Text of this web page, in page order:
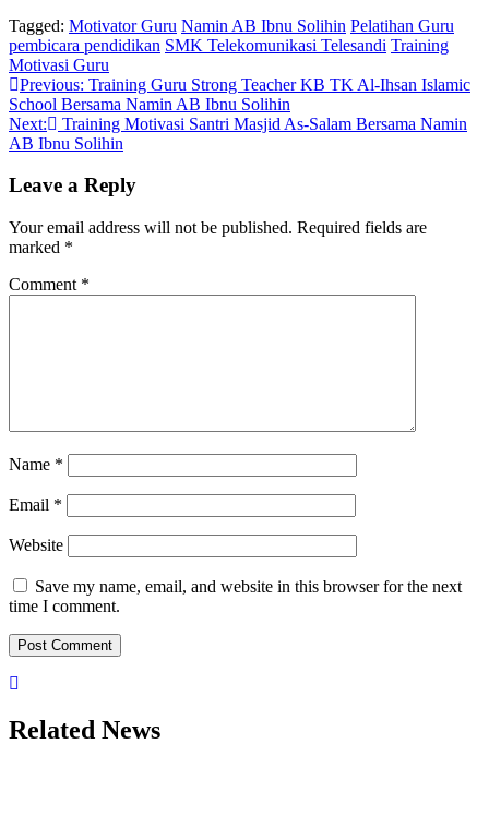
Tagged: Motivator Guru Namin AB Ibnu Solihin Pelatihan Guru
pembicara pendidikan SMK Telekomunikasi Telesandi Training
Motivasi Guru
Post
navigation
Previous: Training Guru Strong Teacher KB TK Al-Ihsan Islamic
School Bersama Namin AB Ibnu Solihin
Next:
Training Motivasi Santri Masjid As-Salam Bersama Namin
AB Ibnu Solihin
Leave a Reply
Your email address will not be published. Required fields are
marked *
Comment *
Name *
Email *
Website
Save my name, email, and website in this browser for the next
time I comment.
Related News